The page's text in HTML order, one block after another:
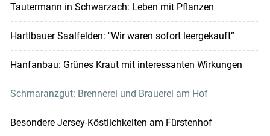
Tautermann in Schwarzach: Leben mit Pflanzen
Hartlbauer Saalfelden: "Wir waren sofort leergekauft“
Hanfanbau: Grünes Kraut mit interessanten Wirkungen
Schmaranzgut: Brennerei und Brauerei am Hof
Besondere Jersey-Köstlichkeiten am Fürstenhof